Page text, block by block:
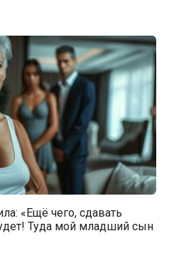
«Ещё чего, сдавать
Туда мой младший сын